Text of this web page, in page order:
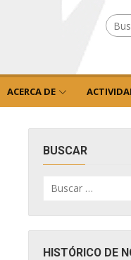
por:
ACERCA DE
BUSCAR
por:
HISTÓRICO DE